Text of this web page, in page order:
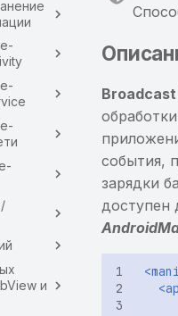
и
события,
зарядки
доступен